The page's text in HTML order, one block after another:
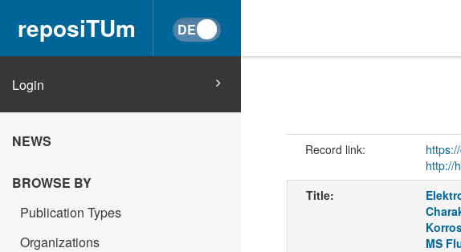
reposiTUm
Login
NEWS
BROWSE BY
Publication Types
Organizations
Record link:
http://
Title:
MS